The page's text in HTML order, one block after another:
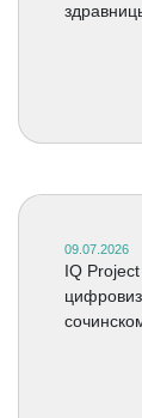
09.07.2026
IQ